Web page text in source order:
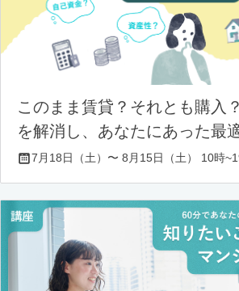
このまま賃貸？それとも購入
を解消し、あなたにあった最
7月18日（土）〜 8月15日（土） 10時